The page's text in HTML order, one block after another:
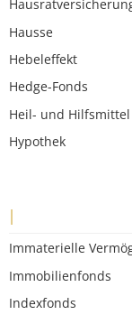
Hausse
Hebeleffekt
Hedge-Fonds
Heil- und Hilfsmittel
Hypothek
I
Immaterielle
Immobilienfonds
Indexfonds